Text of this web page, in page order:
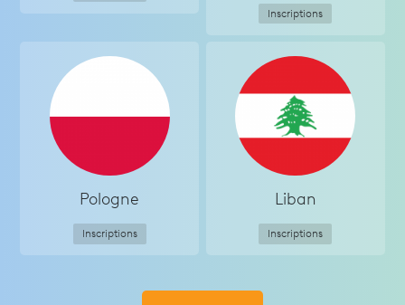
Inscriptions
Pologne
Inscriptions
Liban
Inscriptions